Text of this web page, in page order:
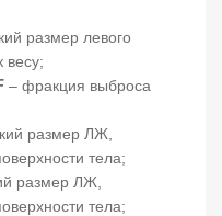
размер левого
весу;
– фракция выброса
размер ЛЖ,
тела;
размер ЛЖ,
тела;